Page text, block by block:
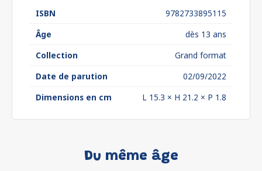
ISBN
9782733895115
Âge
dès 13 ans
Collection
Grand format
Date de parution
02/09/2022
Dimensions en cm
L 15.3 × H 21.2 × P 1.8
Du même âge